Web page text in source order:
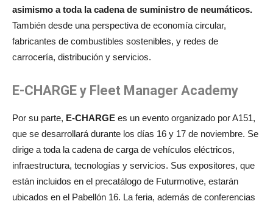
asimismo a toda la cadena de suministro de neumáticos.
También desde una perspectiva de economía circular,
fabricantes de combustibles sostenibles, y redes de
carrocería, distribución y servicios.
E-CHARGE y Fleet Manager Academy
Por su parte, E-CHARGE es un evento organizado por A151,
que se desarrollará durante los días 16 y 17 de noviembre. Se
dirige a toda la cadena de carga de vehículos eléctricos,
infraestructura, tecnologías y servicios. Sus expositores, que
están incluidos en el precatálogo de Futurmotive, estarán
ubicados en el Pabellón 16. La feria, además de conferencias